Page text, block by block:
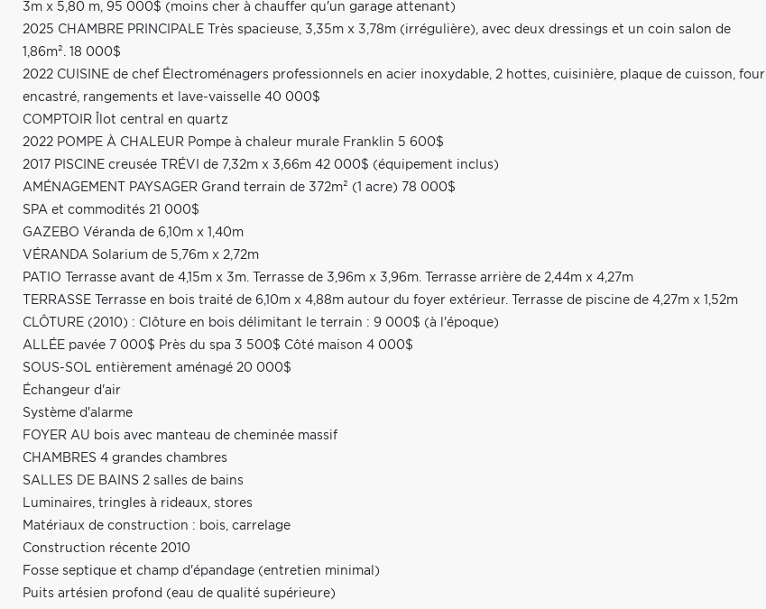
3m x 5,80 m, 95 000$ (moins cher à chauffer qu'un garage attenant)
2025 CHAMBRE PRINCIPALE Très spacieuse, 3,35m x 3,78m (irrégulière), avec deux dressings et un coin salon de
1,86m². 18 000$
2022 CUISINE de chef Électroménagers professionnels en acier inoxydable, 2 hottes, cuisinière, plaque de cuisson, four
encastré, rangements et lave-vaisselle 40 000$
COMPTOIR Îlot central en quartz
2022 POMPE À CHALEUR Pompe à chaleur murale Franklin 5 600$
2017 PISCINE creusée TRÉVI de 7,32m x 3,66m 42 000$ (équipement inclus)
AMÉNAGEMENT PAYSAGER Grand terrain de 372m² (1 acre) 78 000$
SPA et commodités 21 000$
GAZEBO Véranda de 6,10m x 1,40m
VÉRANDA Solarium de 5,76m x 2,72m
PATIO Terrasse avant de 4,15m x 3m. Terrasse de 3,96m x 3,96m. Terrasse arrière de 2,44m x 4,27m
TERRASSE Terrasse en bois traité de 6,10m x 4,88m autour du foyer extérieur. Terrasse de piscine de 4,27m x 1,52m
CLÔTURE (2010) : Clôture en bois délimitant le terrain : 9 000$ (à l'époque)
ALLÉE pavée 7 000$ Près du spa 3 500$ Côté maison 4 000$
SOUS-SOL entièrement aménagé 20 000$
Échangeur d'air
Système d'alarme
FOYER AU bois avec manteau de cheminée massif
CHAMBRES 4 grandes chambres
SALLES DE BAINS 2 salles de bains
Luminaires, tringles à rideaux, stores
Matériaux de construction : bois, carrelage
Construction récente 2010
Fosse septique et champ d'épandage (entretien minimal)
Puits artésien profond (eau de qualité supérieure)